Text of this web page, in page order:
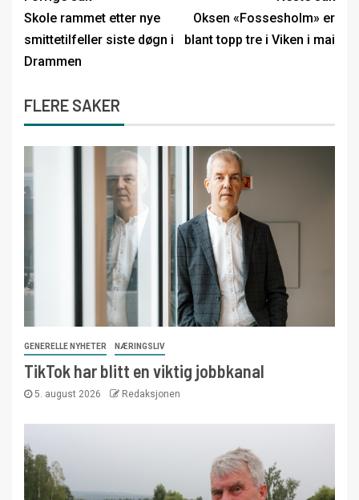
Skole rammet etter nye
smittetilfeller siste døgn i
Drammen
Oksen «Fossesholm» er
blant topp tre i Viken i mai
FLERE SAKER
GENERELLE NYHETER NÆRINGSLIV
TikTok har blitt en viktig jobbkanal
5. august 2026 Redaksjonen